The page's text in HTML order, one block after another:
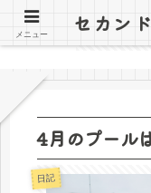
〜山田
4月のプー
日記
メニュー セカン